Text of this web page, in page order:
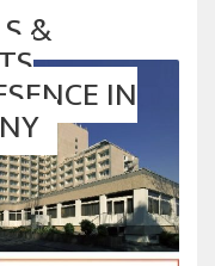
&
IN